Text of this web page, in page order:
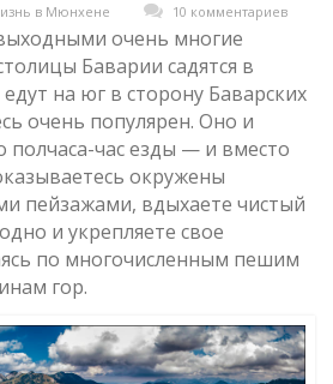
в Мюнхене 10 комментариев
очень многие
Баварии садятся в
на юг в сторону Баварских
очень популярен. Оно и
полчаса-час езды — и вместо
окружены
пейзажами, вдыхаете чистый
и укрепляете свое
по многочисленным пешим
гор.